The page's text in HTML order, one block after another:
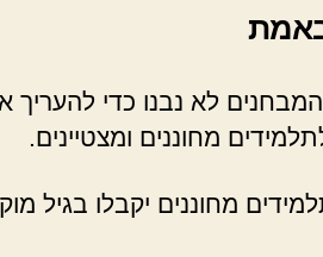
באמת
לא נבנו כדי
מחוננים ומצטיינים.
מחוננים יקבלו